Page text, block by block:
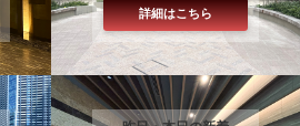
詳細はこちら